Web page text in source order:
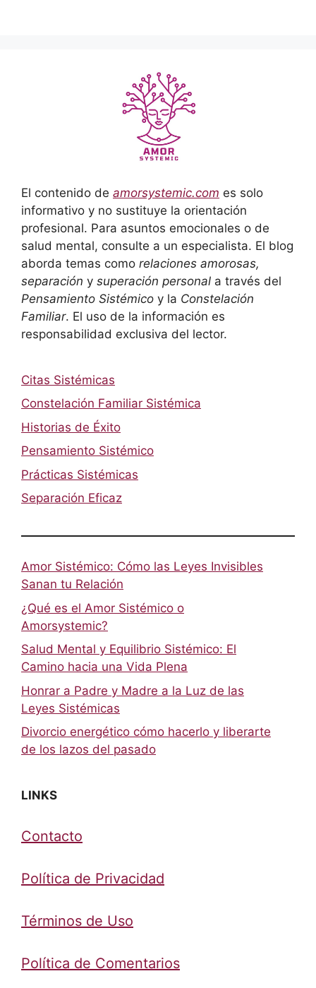
El contenido de amorsystemic.com es solo
informativo y no sustituye la orientación
profesional. Para asuntos emocionales o de
salud mental, consulte a un especialista. El blog
aborda temas como relaciones amorosas,
separación y superación personal a través del
Pensamiento Sistémico y la Constelación
Familiar. El uso de la información es
responsabilidad exclusiva del lector.
Citas Sistémicas
Constelación Familiar Sistémica
Historias de Éxito
Pensamiento Sistémico
Prácticas Sistémicas
Separación Eficaz
Amor Sistémico: Cómo las Leyes Invisibles
Sanan tu Relación
¿Qué es el Amor Sistémico o
Amorsystemic?
Salud Mental y Equilibrio Sistémico: El
Camino hacia una Vida Plena
Honrar a Padre y Madre a la Luz de las
Leyes Sistémicas
Divorcio energético cómo hacerlo y liberarte
de los lazos del pasado
LINKS
Contacto
Política de Privacidad
Términos de Uso
Política de Comentarios